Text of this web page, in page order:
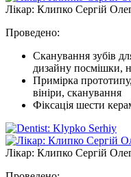
Лікар: Клипко Сергій
Проведено:
Cканування зубів
дизайну посмішки,
Примірка прототипу,
вініри, сканування
Фіксація шести
Лікар: Клипко Сергій